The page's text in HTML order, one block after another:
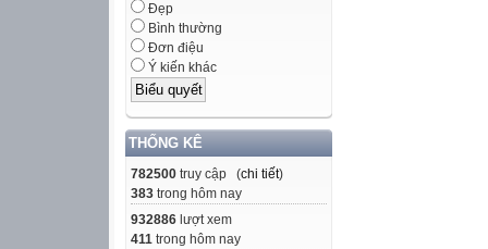
Đẹp
Bình thường
Đơn điệu
Ý kiến khác
THỐNG KÊ
782500 truy cập (chi tiết)
383 trong hôm nay
932886 lượt xem
411 trong hôm nay